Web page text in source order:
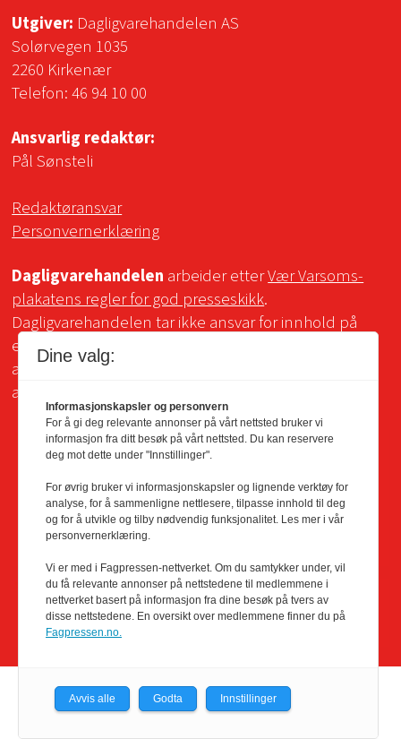
Utgiver: Dagligvarehandelen AS
Solørvegen 1035
2260 Kirkenær
Telefon:46 94 10 00
Ansvarlig redaktør:
Pål Sønsteli
Redaktøransvar
Personvernerklæring
Dagligvarehandelen arbeider etterVær Varsoms-
plakatens regler for god presseskikk.
Dagligvarehandelen tar ikke ansvar for innhold på
eksterne sider som det lenkes til. Kopiering for bruk
av Dagligvarehandelens materiale er ikke tillatt uten
avtale.
Dine valg:
Informasjonskapsler og personvern
For å gi deg relevante annonser på vårt nettsted bruker vi
informasjon fra ditt besøk på vårt nettsted. Du kan reservere
deg mot dette under "Innstillinger".
For øvrig bruker vi informasjonskapsler og lignende verktøy for
analyse, for å sammenligne nettlesere, tilpasse innhold til deg
og for å utvikle og tilby nødvendig funksjonalitet. Les mer i vår
personvernerklæring.
Vi er med i Fagpressen-nettverket. Om du samtykker under, vil
du få relevante annonser på nettstedene til medlemmene i
nettverket basert på informasjon fra dine besøk på tvers av
disse nettstedene. En oversikt over medlemmene finner du på
Fagpressen.no.
Avvis alle Godta Innstillinger